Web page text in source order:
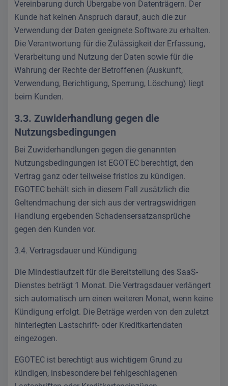
Vereinbarung durch Übergabe von Datenträgern. Der
Kunde hat keinen Anspruch darauf, auch die zur
Verwendung der Daten geeignete Software zu erhalten.
Die Verantwortung für die Zulässigkeit der Erfassung,
Verarbeitung und Nutzung der Daten sowie für die
Wahrung der Rechte der Betroffenen (Auskunft,
Verwendung, Berichtigung, Sperrung, Löschung) liegt
beim Kunden.
3.3. Zuwiderhandlung gegen die
Nutzungsbedingungen
Bei Zuwiderhandlungen gegen die genannten
Nutzungsbedingungen ist EGOTEC berechtigt, den
Vertrag ganz oder teilweise fristlos zu kündigen.
EGOTEC behält sich in diesem Fall zusätzlich die
Geltendmachung der sich aus der vertragswidrigen
Handlung ergebenden Schadensersatzansprüche
gegen den Kunden vor.
3.4. Vertragsdauer und Kündigung
Die Mindestlaufzeit für die Bereitstellung des SaaS-
Dienstes beträgt 1 Monat. Die Vertragsdauer verlängert
sich automatisch um einen weiteren Monat, wenn keine
Kündigung erfolgt. Die Beträge werden von den zuletzt
hinterlegten Lastschrift- oder Kreditkartendaten
eingezogen.
EGOTEC ist berechtigt aus wichtigem Grund zu
kündigen, insbesondere bei fehlgeschlagenen